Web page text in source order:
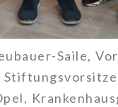
Saile,